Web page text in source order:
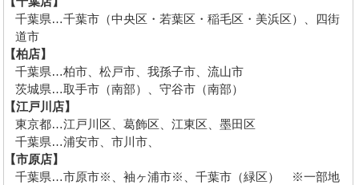
千葉県…千葉市（中央区・若葉区・稲毛区・美浜区）、四街
道市
【柏店】
千葉県…柏市、松戸市、我孫子市、流山市
茨城県…取手市（南部）、守谷市（南部）
【江戸川店】
東京都…江戸川区、葛飾区、江東区、墨田区
千葉県…浦安市、市川市、
【市原店】
千葉県…市原市※、袖ヶ浦市※、千葉市（緑区） ※一部地